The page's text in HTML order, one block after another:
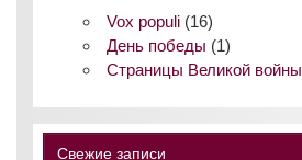
Vox populi (16)
День победы (1)
Страницы Великой войны
Свежие записи